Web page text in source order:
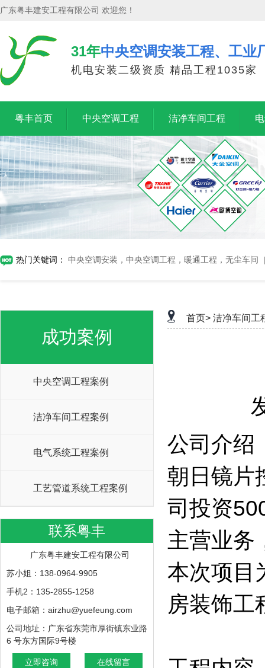
广东粤丰建安工程有限公司 欢迎您！
31年中央空调安装工程、工业
机电安装二级资质 精品工程1035家
粤丰首页 中央空调工程 洁净车间工程
热门关键词： 中央空调安装，中央空调工程，暖通工程，无尘车间
成功案例
中央空调工程案例
洁净车间工程案例
电气系统工程案例
工艺管道系统工程案例
联系粤丰
广东粤丰建安工程有限公司
苏小姐：138-0964-9905
手机2：135-2855-1258
电子邮箱：airzhu@yuefeung.com
公司地址：广东省东莞市厚街镇东业路
6 号东方国际9号楼
立即咨询 在线留言
首页> 洁净车间工
公司介绍
朝日镜片
司投资
主营业务
本次项目
房装饰工